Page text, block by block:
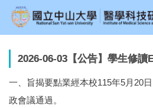
跳
到
主
要
2026-06-03【公告】學生修讀
一、旨揭要點業經本校115年5月20
政會議通過。